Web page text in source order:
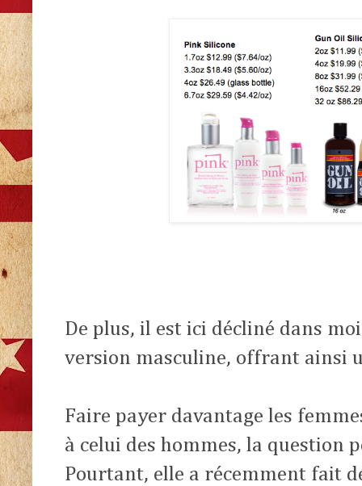
De plus, il est ici décliné dans
version masculine, offrant ainsi
Faire payer davantage les
à celui des hommes, la question
Pourtant, elle a récemment fait